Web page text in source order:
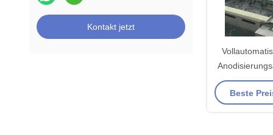
Kontakt jetzt
Tonnen/
Beste